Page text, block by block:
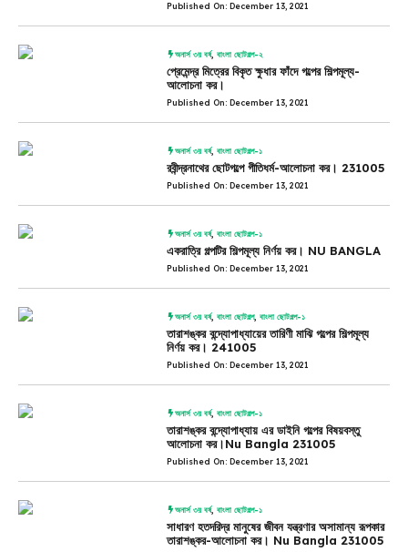
Published On: December 13, 2021
অনার্স ৩য় বর্ষ,বাংলা ছোটগল্প-২
প্রেমেন্দ্র মিত্রের বিকৃত ক্ষুধার ফাঁদে গল্পের শিল্পমূল্য-
আলোচনা কর।
Published On: December 13, 2021
অনার্স ৩য় বর্ষ,বাংলা ছোটগল্প-১
রবীন্দ্রনাথের ছোটগল্পে গীতিধর্ম-আলোচনা কর। 231005
Published On: December 13, 2021
অনার্স ৩য় বর্ষ,বাংলা ছোটগল্প-১
একরাত্রি গল্পটির শিল্পমূল্য নির্ণয় কর। NU BANGLA
Published On: December 13, 2021
অনার্স ৩য় বর্ষ,বাংলা ছোটগল্প,বাংলা ছোটগল্প-১
তারাশঙ্কর বন্দ্যোপাধ্যায়ের তারিণী মাঝি গল্পের শিল্পমূল্য
নির্ণয় কর। 241005
Published On: December 13, 2021
অনার্স ৩য় বর্ষ,বাংলা ছোটগল্প-১
তারাশঙ্কর বন্দ্যোপাধ্যায় এর ডাইনি গল্পের বিষয়বস্তু
আলোচনা কর।Nu Bangla 231005
Published On: December 13, 2021
অনার্স ৩য় বর্ষ,বাংলা ছোটগল্প-১
সাধারণ হতদরিদ্র মানুষের জীবন যন্ত্রণার অসামান্য রূপকার
তারাশঙ্কর-আলোচনা কর। Nu Bangla 231005